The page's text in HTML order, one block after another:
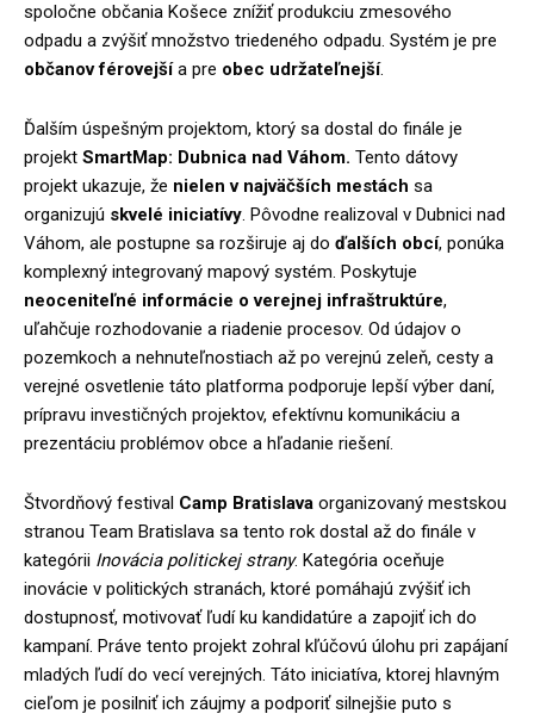
spoločne občania Košece znížiť produkciu zmesového
odpadu a zvýšiť množstvo triedeného odpadu. Systém je pre
občanov férovejšía pre obec udržateľnejší.
Ďalším úspešným projektom, ktorý sa dostal do finále je
projekt SmartMap: Dubnica nad Váhom. Tento dátovy
projekt ukazuje, že nielen v najväčších mestách sa
organizujú skvelé iniciatívy. Pôvodne realizoval v Dubnici nad
Váhom, ale postupne sa rozširuje aj do ďalších obcí, ponúka
komplexný integrovaný mapový systém. Poskytuje
neoceniteľné informácie o verejnej infraštruktúre,
uľahčuje rozhodovanie a riadenie procesov. Od údajov o
pozemkoch a nehnuteľnostiach až po verejnú zeleň, cesty a
verejné osvetlenie táto platforma podporuje lepší výber daní,
prípravu investičných projektov, efektívnu komunikáciu a
prezentáciu problémov obce a hľadanie riešení.
Štvordňový festival Camp Bratislava organizovaný mestskou
stranou Team Bratislava sa tento rok dostal až do finále v
kategórii Inovácia politickej strany. Kategória oceňuje
inovácie v politických stranách, ktoré pomáhajú zvýšiť ich
dostupnosť, motivovať ľudí ku kandidatúre a zapojiť ich do
kampaní. Práve tento projekt zohral kľúčovú úlohu pri zapájaní
mladých ľudí do vecí verejných. Táto iniciatíva, ktorej hlavným
cieľom je posilniť ich záujmy a podporiť silnejšie puto s